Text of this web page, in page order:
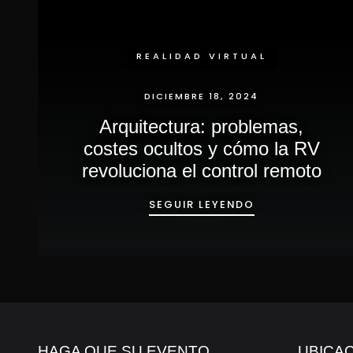
REALIDAD VIRTUAL
DICIEMBRE 18, 2024
Arquitectura: problemas,
costes ocultos y cómo la RV
revoluciona el control remoto
SEGUIR LEYENDO